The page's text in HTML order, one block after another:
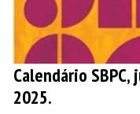
Calendário
2025.